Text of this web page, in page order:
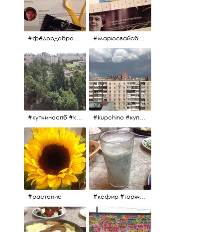
#фёдордобронравов #эдуардпарри #жилибыли #иринарозанова #марюсвайсберг #александрревва #глюкоза #любовьвбольшомгороде #ххvфестивальроссийскогокино
#купчиноспб #kupchino #kupchino #купчиноспб
#растение #кефир #горячийкефир #национальноеблюдо #лаваш #вкусно